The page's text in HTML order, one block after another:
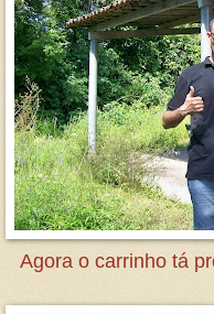
Agora o carrinho tá